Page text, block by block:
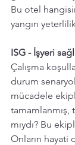
Bu otel
yangın
ISG - İşyeri
Çalışma
durum
mücadele
tamamlanmış,
mıydı? Bu
Onların hayati